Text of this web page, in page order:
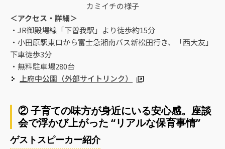
カミイチの様子
＜アクセス・詳細＞
・JR御殿場線「下曽我駅」より徒歩約15分
・小田原駅東口から富士急湘南バス新松田行き、「西大友」
下車徒歩3分
・無料駐車場280台
上府中公園（外部サイトリンク）
② 子育ての味方が身近にいる安心感。座談
会で浮かび上がった “リアルな保育事情”
ゲストスピーカー紹介